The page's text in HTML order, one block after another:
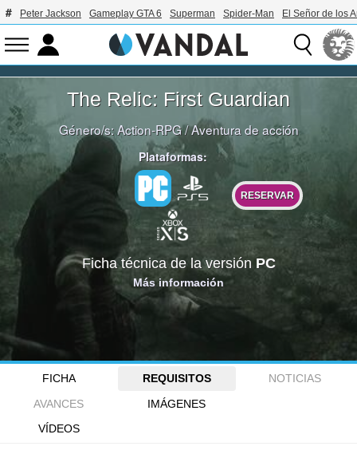
Peter Jackson Gameplay GTA 6 Superman Spider-Man El Señor de los
The Relic: First Guardian
Género/s:Action-RPG/Aventura de acción
Plataformas:
RESERVAR
Ficha técnica de la versión PC
Más información
FICHA REQUISITOS
NOTICIAS
AVANCES
IMÁGENES
VÍDEOS